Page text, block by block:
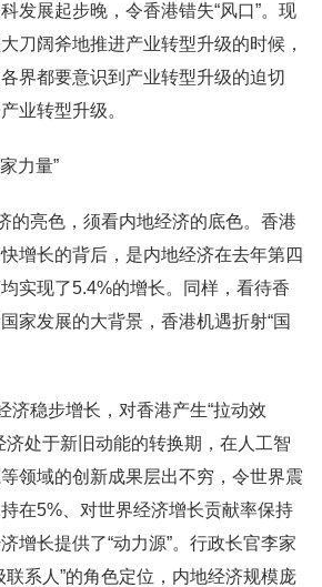
发展起步晚，令香港错失“风口”。现
刀阔斧地推进产业转型升级的时候，
界都要意识到产业转型升级的迫切
业转型升级。
力量”
亮色，须看内地经济的底色。香港
增长的背后，是内地经济在去年第四
实现了5.4%的增长。同样，看待香
家发展的大背景，香港机遇折射“国
稳步增长，对香港产生“拉动效
济处于新旧动能的转换期，在人工智
领域的创新成果层出不穷，令世界震
在5%、对世界经济增长贡献率保持
增长提供了“动力源”。行政长官李家
联系人”的角色定位，内地经济规模庞